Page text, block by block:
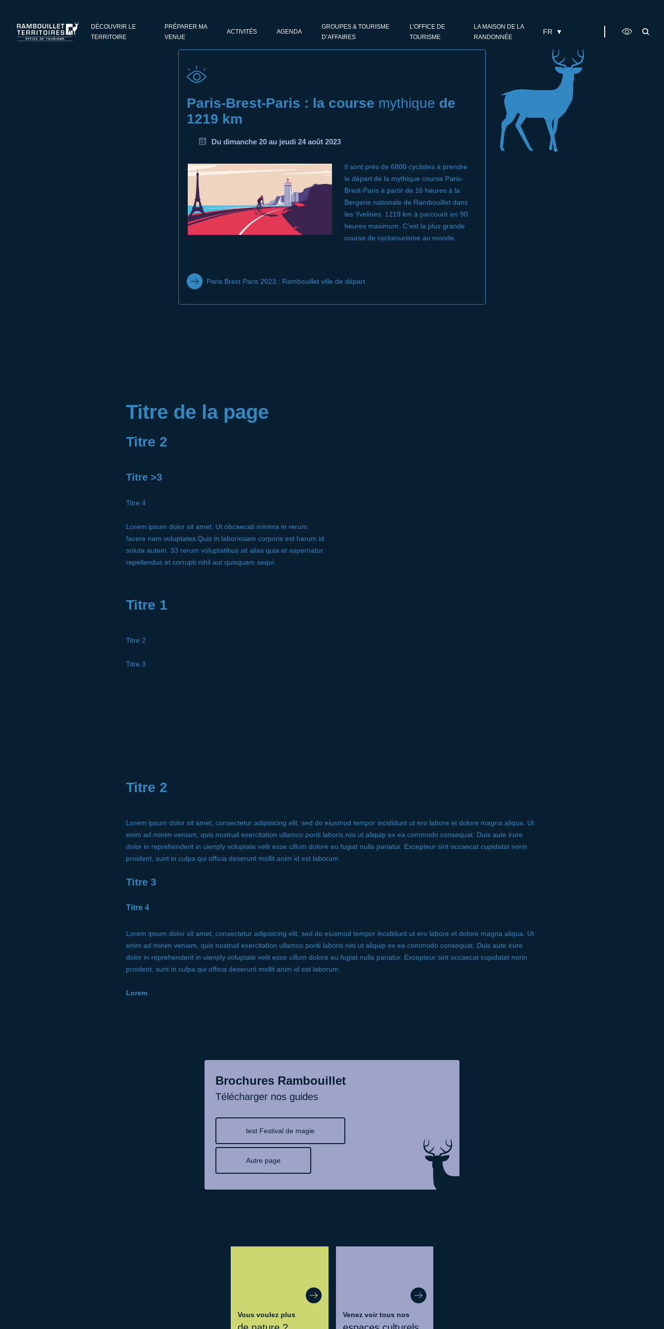
DÉCOUVRIR LE
TERRITOIRE
PRÉPARER MA
VENUE
ACTIVITÉS AGENDA
GROUPES & TOURISME
D’AFFAIRES
L’OFFICE DE
TOURISME
LA MAISON DE LA
RANDONNÉE
FR
Paris-Brest-Paris : la course mythique de
1219 km
Du dimanche 20 au jeudi 24 août 2023
Il sont près de 6800 cyclistes à prendre
le départ de la mythique course Paris-
Brest-Paris à partir de 16 heures à la
Bergerie nationale de Rambouillet dans
les Yvelines. 1219 km à parcourir en 90
heures maximum. C’est la plus grande
course de cyclotourisme au monde.
Paris Brest Paris 2023 : Rambouillet ville de départ
Titre de la page
Titre 2
Titre >3
Titre 4
Lorem ipsum dolor sit amet. Ut obcaecati minima in rerum
facere nam voluptates Quis in laboriosam corporis est harum id
soluta autem. 33 rerum voluptatibus sit alias quia et aspernatur
repellendus et corrupti nihil aut quisquam sequi.
Titre 1
Titre 2
Titre 3
Titre 2
Lorem ipsum dolor sit amet, consectetur adipisicing elit, sed do eiusmod tempor incididunt ut ero labore et dolore magna aliqua. Ut
enim ad minim veniam, quis nostrud exercitation ullamco poriti laboris nisi ut aliquip ex ea commodo consequat. Duis aute irure
dolor in reprehenderit in uienply voluptate velit esse cillum dolore eu fugiat nulla pariatur. Excepteur sint occaecat cupidatat norin
proident, sunt in culpa qui officia deserunt mollit anim id est laborum.
Titre 3
Titre 4
Lorem ipsum dolor sit amet, consectetur adipisicing elit, sed do eiusmod tempor incididunt ut ero labore et dolore magna aliqua. Ut
enim ad minim veniam, quis nostrud exercitation ullamco poriti laboris nisi ut aliquip ex ea commodo consequat. Duis aute irure
dolor in reprehenderit in uienply voluptate velit esse cillum dolore eu fugiat nulla pariatur. Excepteur sint occaecat cupidatat norin
proident, sunt in culpa qui officia deserunt mollit anim id est laborum.
Lorem
Brochures Rambouillet
Télécharger nos guides
test Festival de magie
Autre page
Vous voulez plus Venez voir tous nos